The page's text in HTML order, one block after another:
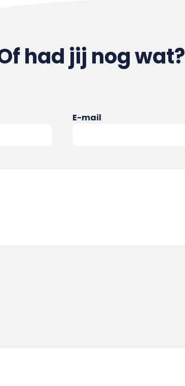
had jij nog wat?
E-mail